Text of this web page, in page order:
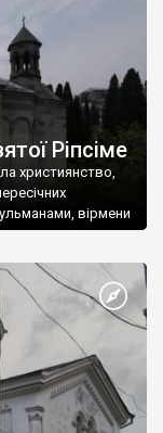
Ріпсіме
християнство,
вірмени